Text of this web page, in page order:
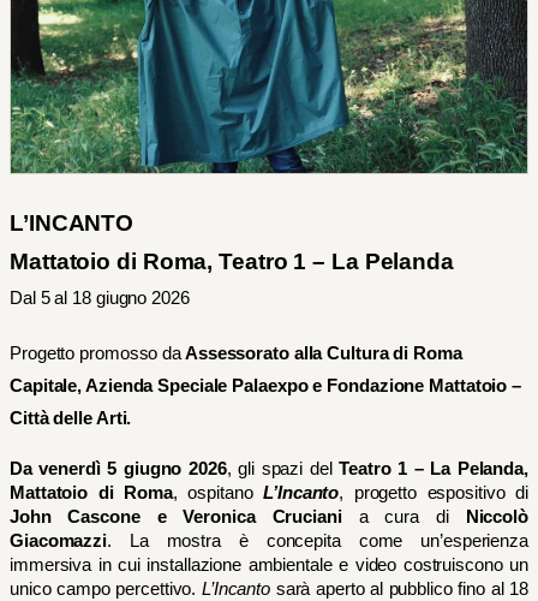
L’INCANTO
Mattatoio di Roma, Teatro 1 – La Pelanda
Dal 5 al 18 giugno 2026
Progetto promosso da Assessorato alla Cultura di Roma
Capitale, Azienda Speciale Palaexpo e Fondazione Mattatoio –
Città delle Arti.
Da venerdì 5 giugno 2026, gli spazi del Teatro 1 – La Pelanda,
Mattatoio di Roma, ospitano L’Incanto
John Cascone e Veronica Cruciani a cura di
Niccolò
Giacomazzi. La mostra è concepita come un’esperienza
immersiva in cui installazione ambientale e video costruiscono un
unico campo percettivo. L’Incanto sarà aperto al pubblico fino al 18